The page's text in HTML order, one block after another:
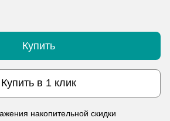
Купить
Купить в 1 клик
накопительной скидки